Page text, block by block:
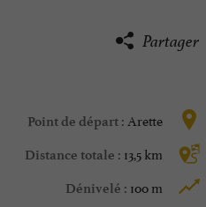
Partager
Point de départ : Arette
Distance totale : 13,5 km
Dénivelé : 100 m